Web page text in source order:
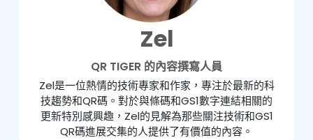
Zel
QR TIGER 的內容撰寫人員
Zel是一位熱情的技術專家和作家，專注於最新的科
技趨勢和QR碼。對於與條碼和GS1數字連結相關的
更新特別感興趣，Zel的見解為那些關注技術和GS1
QR碼進展交集的人提供了有價值的內容。